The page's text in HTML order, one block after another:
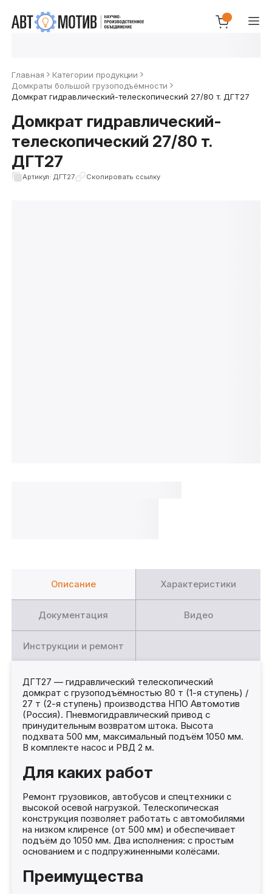
Главная
Категории продукции
Домкраты большой грузоподъёмности
Домкрат гидравлический-телескопический 27/80 т. ДГТ27
Домкрат гидравлический-
телескопический 27/80 т.
ДГТ27
Артикул: ДГТ27 Скопировать ссылку
Описание Характеристики
Документация Видео
Инструкции и ремонт
ДГТ27 — гидравлический телескопический
домкрат с грузоподъёмностью 80 т (1-я ступень) /
27 т (2-я ступень) производства НПО Автомотив
(Россия). Пневмогидравлический привод с
принудительным возвратом штока. Высота
подхвата 500 мм, максимальный подъём 1050 мм.
В комплекте насос и РВД 2 м.
Для каких работ
Ремонт грузовиков, автобусов и спецтехники с
высокой осевой нагрузкой. Телескопическая
конструкция позволяет работать с автомобилями
на низком клиренсе (от 500 мм) и обеспечивает
подъём до 1050 мм. Два исполнения: с простым
основанием и с подпружиненными колёсами.
Преимущества